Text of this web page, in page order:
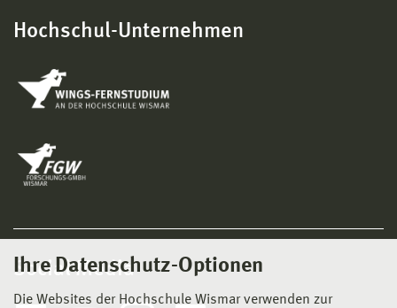
Ihre Datenschutz-Optionen
Die Websites der Hochschule Wismar verwenden zur
Hochschul-Unternehmen
Social Media